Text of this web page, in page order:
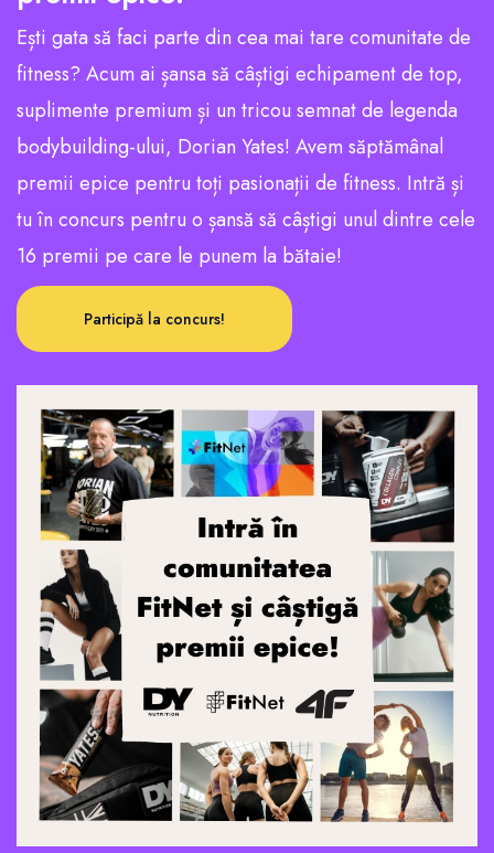
Ești gata să faci parte din cea mai tare comunitate de
fitness? Acum ai șansa să câștigi echipament de top,
suplimente premium și un tricou semnat de legenda
bodybuilding-ului, Dorian Yates! Avem săptămânal
premii epice pentru toți pasionații de fitness. Intră și
tu în concurs pentru o șansă să câștigi unul dintre cele
16 premii pe care le punem la bătaie!
Participă la concurs!